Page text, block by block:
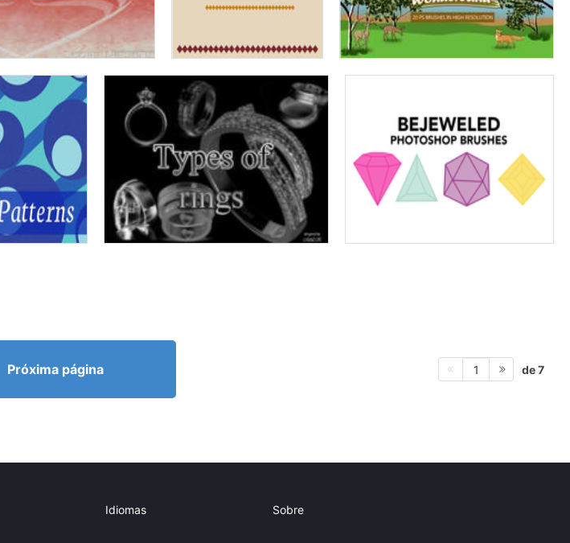
Próxima página 1 de 7
Idiomas Sobre